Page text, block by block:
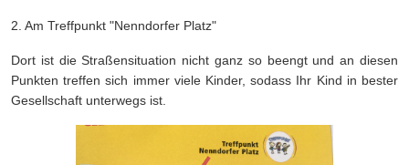
2. Am Treffpunkt "Nenndorfer Platz"
Dort ist die Straßensituation nicht ganz so beengt und an diesen
Punkten treffen sich immer viele Kinder, sodass Ihr Kind in bester
Gesellschaft unterwegs ist.